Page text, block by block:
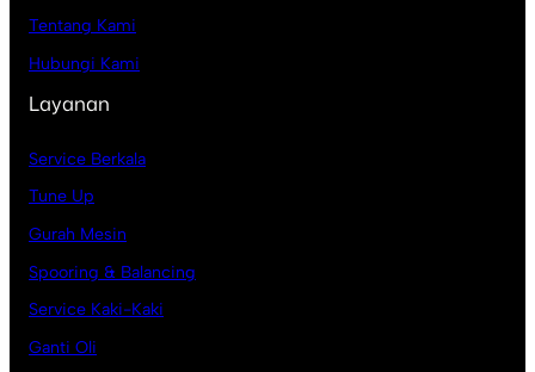
Tentang Kami
Hubungi Kami
Layanan
Service Berkala
Tune Up
Gurah Mesin
Spooring & Balancing
Service Kaki-Kaki
Ganti Oli